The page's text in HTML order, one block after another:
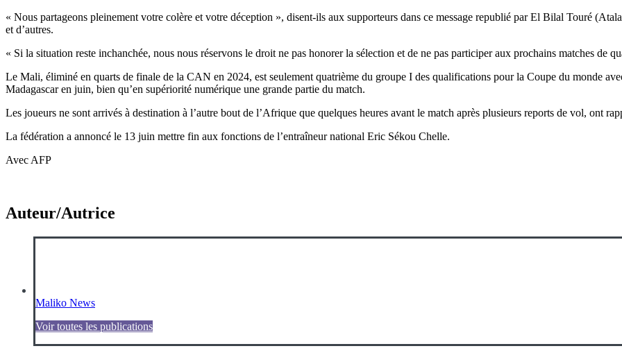
« Nous partageons pleinement votre colère et votre déception », disent-ils aux supporteurs dans ce message republié par El Bilal Touré
et d’autres.
« Si la situation reste inchanchée, nous nous réservons le droit ne pas honorer la sélection et de ne pas participer aux prochains matches de
Le Mali, éliminé en quarts de finale de la CAN en 2024, est seulement quatrième du groupe I des qualifications pour la Coupe du monde
Madagascar en juin, bien qu’en supériorité numérique une grande partie du match.
Les joueurs ne sont arrivés à destination à l’autre bout de l’Afrique que quelques heures avant le match après plusieurs reports de vol, ont
La fédération a annoncé le 13 juin mettre fin aux fonctions de l’entraîneur national Eric Sékou Chelle.
Avec AFP
Auteur/Autrice
Maliko News
Voir toutes les publications